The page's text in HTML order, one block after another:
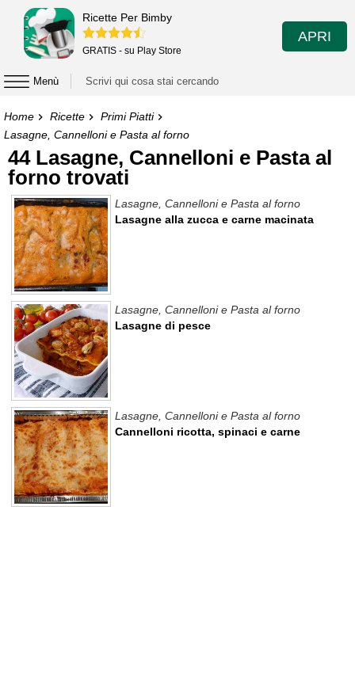
Ricette Per Bimby
GRATIS - su Play Store
APRI
Menù
Home Ricette
Primi Piatti
Lasagne, Cannelloni e Pasta al forno
44 Lasagne, Cannelloni e Pasta al
forno trovati
Lasagne alla zucca e carne macinata
Lasagne, Cannelloni e Pasta al forno
Lasagne di pesce
Lasagne, Cannelloni e Pasta al forno
Cannelloni ricotta, spinaci e carne
Lasagne, Cannelloni e Pasta al forno